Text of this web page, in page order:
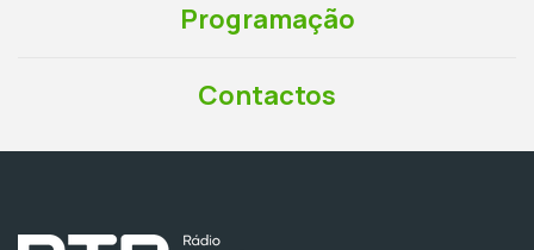
Programação
Contactos